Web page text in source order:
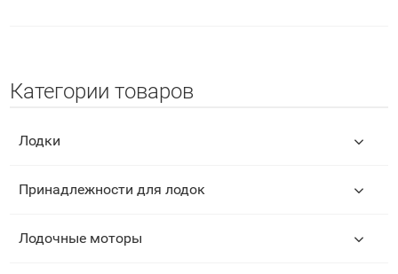
Категории товаров
Лодки
Принадлежности для лодок
Лодочные моторы